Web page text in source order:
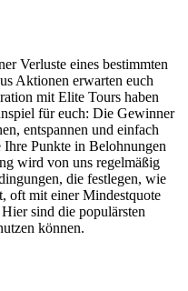
Verluste eines bestimmten
Aktionen erwarten euch
mit Elite Tours haben
für euch: Die Gewinner
entspannen und einfach
Punkte in Belohnungen
wird von uns regelmäßig
die festlegen, wie
oft mit einer Mindestquote
sind die populärsten
können.